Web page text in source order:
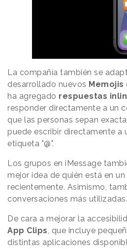
La compañía también se
desarrollado nuevos Memojis
ha agregado respuestas
responder directamente a un
que las personas sepan
puede escribir directamente a
etiqueta "@".
Los grupos en iMessage
mejor idea de quién está en
recientemente. Asimismo,
conversaciones más utilizadas.
De cara a mejorar la
App Clips, que incluye
distintas aplicaciones